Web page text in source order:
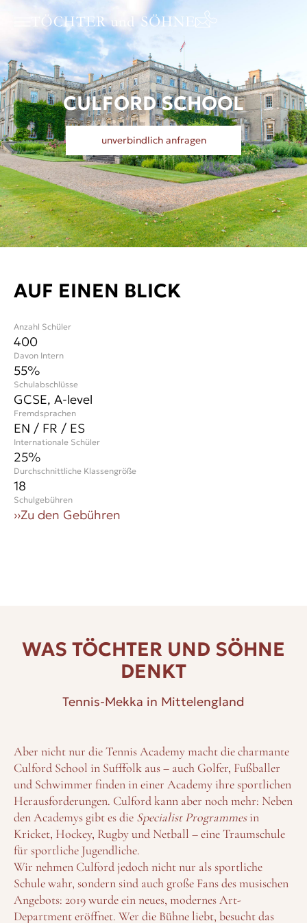
CULFORD SCHOOL
unverbindlich anfragen
AUF EINEN BLICK
Anzahl Schüler
400
Davon Intern
55%
Schulabschlüsse
GCSE, A-level
Durchschnittliche Klassengröße
18
Internationale Schüler
25%
Fremdsprachen
EN / FR / ES
Schulgebühren
››Zu den Gebühren
WAS TÖCHTER UND SÖHNE
DENKT
Tennis-Mekka in Mittelengland
Aber nicht nur die Tennis Academy macht die charmante
Culford School in Sufffolk aus – auch Golfer, Fußballer
und Schwimmer finden in einer Academy ihre sportlichen
Herausforderungen. Culford kann aber noch mehr: Neben
den Academys gibt es die Specialist Programmesin
Kricket, Hockey, Rugby und Netball – eine Traumschule
für sportliche Jugendliche.
Wir nehmen Culford jedoch nicht nur als sportliche
Schule wahr, sondern sind auch große Fans des musischen
Angebots: 2019 wurde ein neues, modernes Art-
Department eröffnet. Wer die Bühne liebt, besucht das